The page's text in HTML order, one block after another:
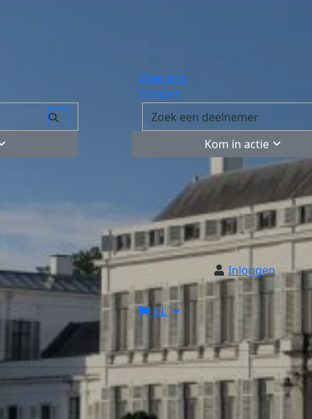
Over ons
Contact
Kom in actie
Inloggen
NL